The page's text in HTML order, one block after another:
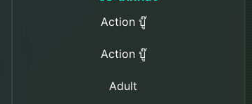
Action บู๊
Action บู๊
Adult